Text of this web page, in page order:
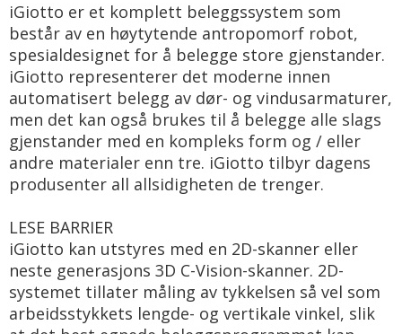
iGiotto er et komplett beleggssystem som
består av en høytytende antropomorf robot,
spesialdesignet for å belegge store gjenstander.
iGiotto representerer det moderne innen
automatisert belegg av dør- og vindusarmaturer,
men det kan også brukes til å belegge alle slags
gjenstander med en kompleks form og / eller
andre materialer enn tre. iGiotto tilbyr dagens
produsenter all allsidigheten de trenger.
LESE BARRIER
iGiotto kan utstyres med en 2D-skanner eller
neste generasjons 3D C-Vision-skanner. 2D-
systemet tillater måling av tykkelsen så vel som
arbeidsstykkets lengde- og vertikale vinkel, slik